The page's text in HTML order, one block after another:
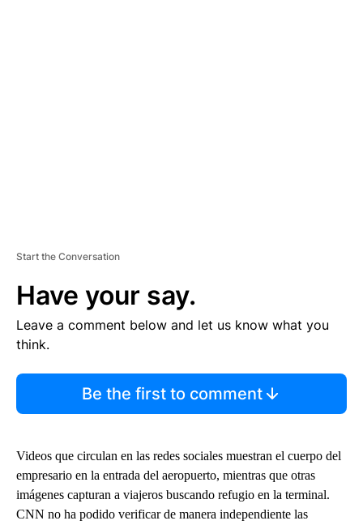
Start the Conversation
Have your say.
Leave a comment below and let us know what you
think.
Be the first to comment
Videos que circulan en las redes sociales muestran el cuerpo del
empresario en la entrada del aeropuerto, mientras que otras
imágenes capturan a viajeros buscando refugio en la terminal.
CNN no ha podido verificar de manera independiente las